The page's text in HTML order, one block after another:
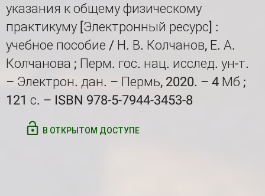
указания к общему физическому
практикуму [Электронный ресурс] :
учебное пособие / Н. В. Колчанов, Е. А.
Колчанова ; Перм. гос. нац. исслед. ун-т.
– Электрон. дан. – Пермь, 2020. – 4 Мб ;
121 с. – ISBN 978-5-7944-3453-8
В ОТКРЫТОМ ДОСТУПЕ